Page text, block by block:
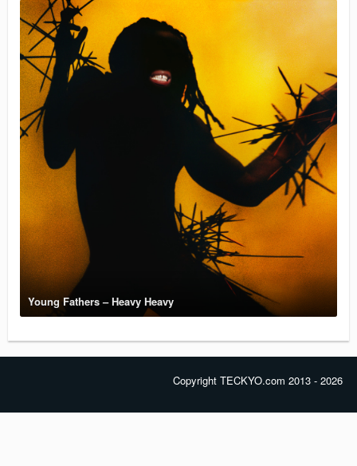
Young Fathers – Heavy Heavy
Copyright TECKYO.com 2013 - 2026